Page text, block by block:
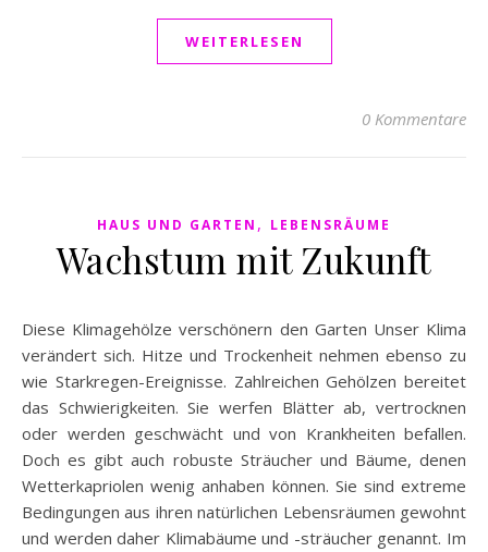
WEITERLESEN
0 Kommentare
HAUS UND GARTEN , LEBENSRÄUME
Wachstum mit Zukunft
Diese Klimagehölze verschönern den Garten Unser Klima
verändert sich. Hitze und Trockenheit nehmen ebenso zu
wie Starkregen-Ereignisse. Zahlreichen Gehölzen bereitet
das Schwierigkeiten. Sie werfen Blätter ab, vertrocknen
oder werden geschwächt und von Krankheiten befallen.
Doch es gibt auch robuste Sträucher und Bäume, denen
Wetterkapriolen wenig anhaben können. Sie sind extreme
Bedingungen aus ihren natürlichen Lebensräumen gewohnt
und werden daher Klimabäume und -sträucher genannt. Im